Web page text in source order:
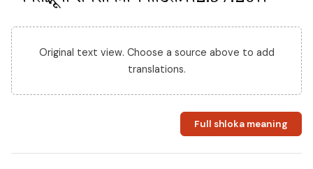
Original text view. Choose a source above to add
translations.
Full shloka meaning